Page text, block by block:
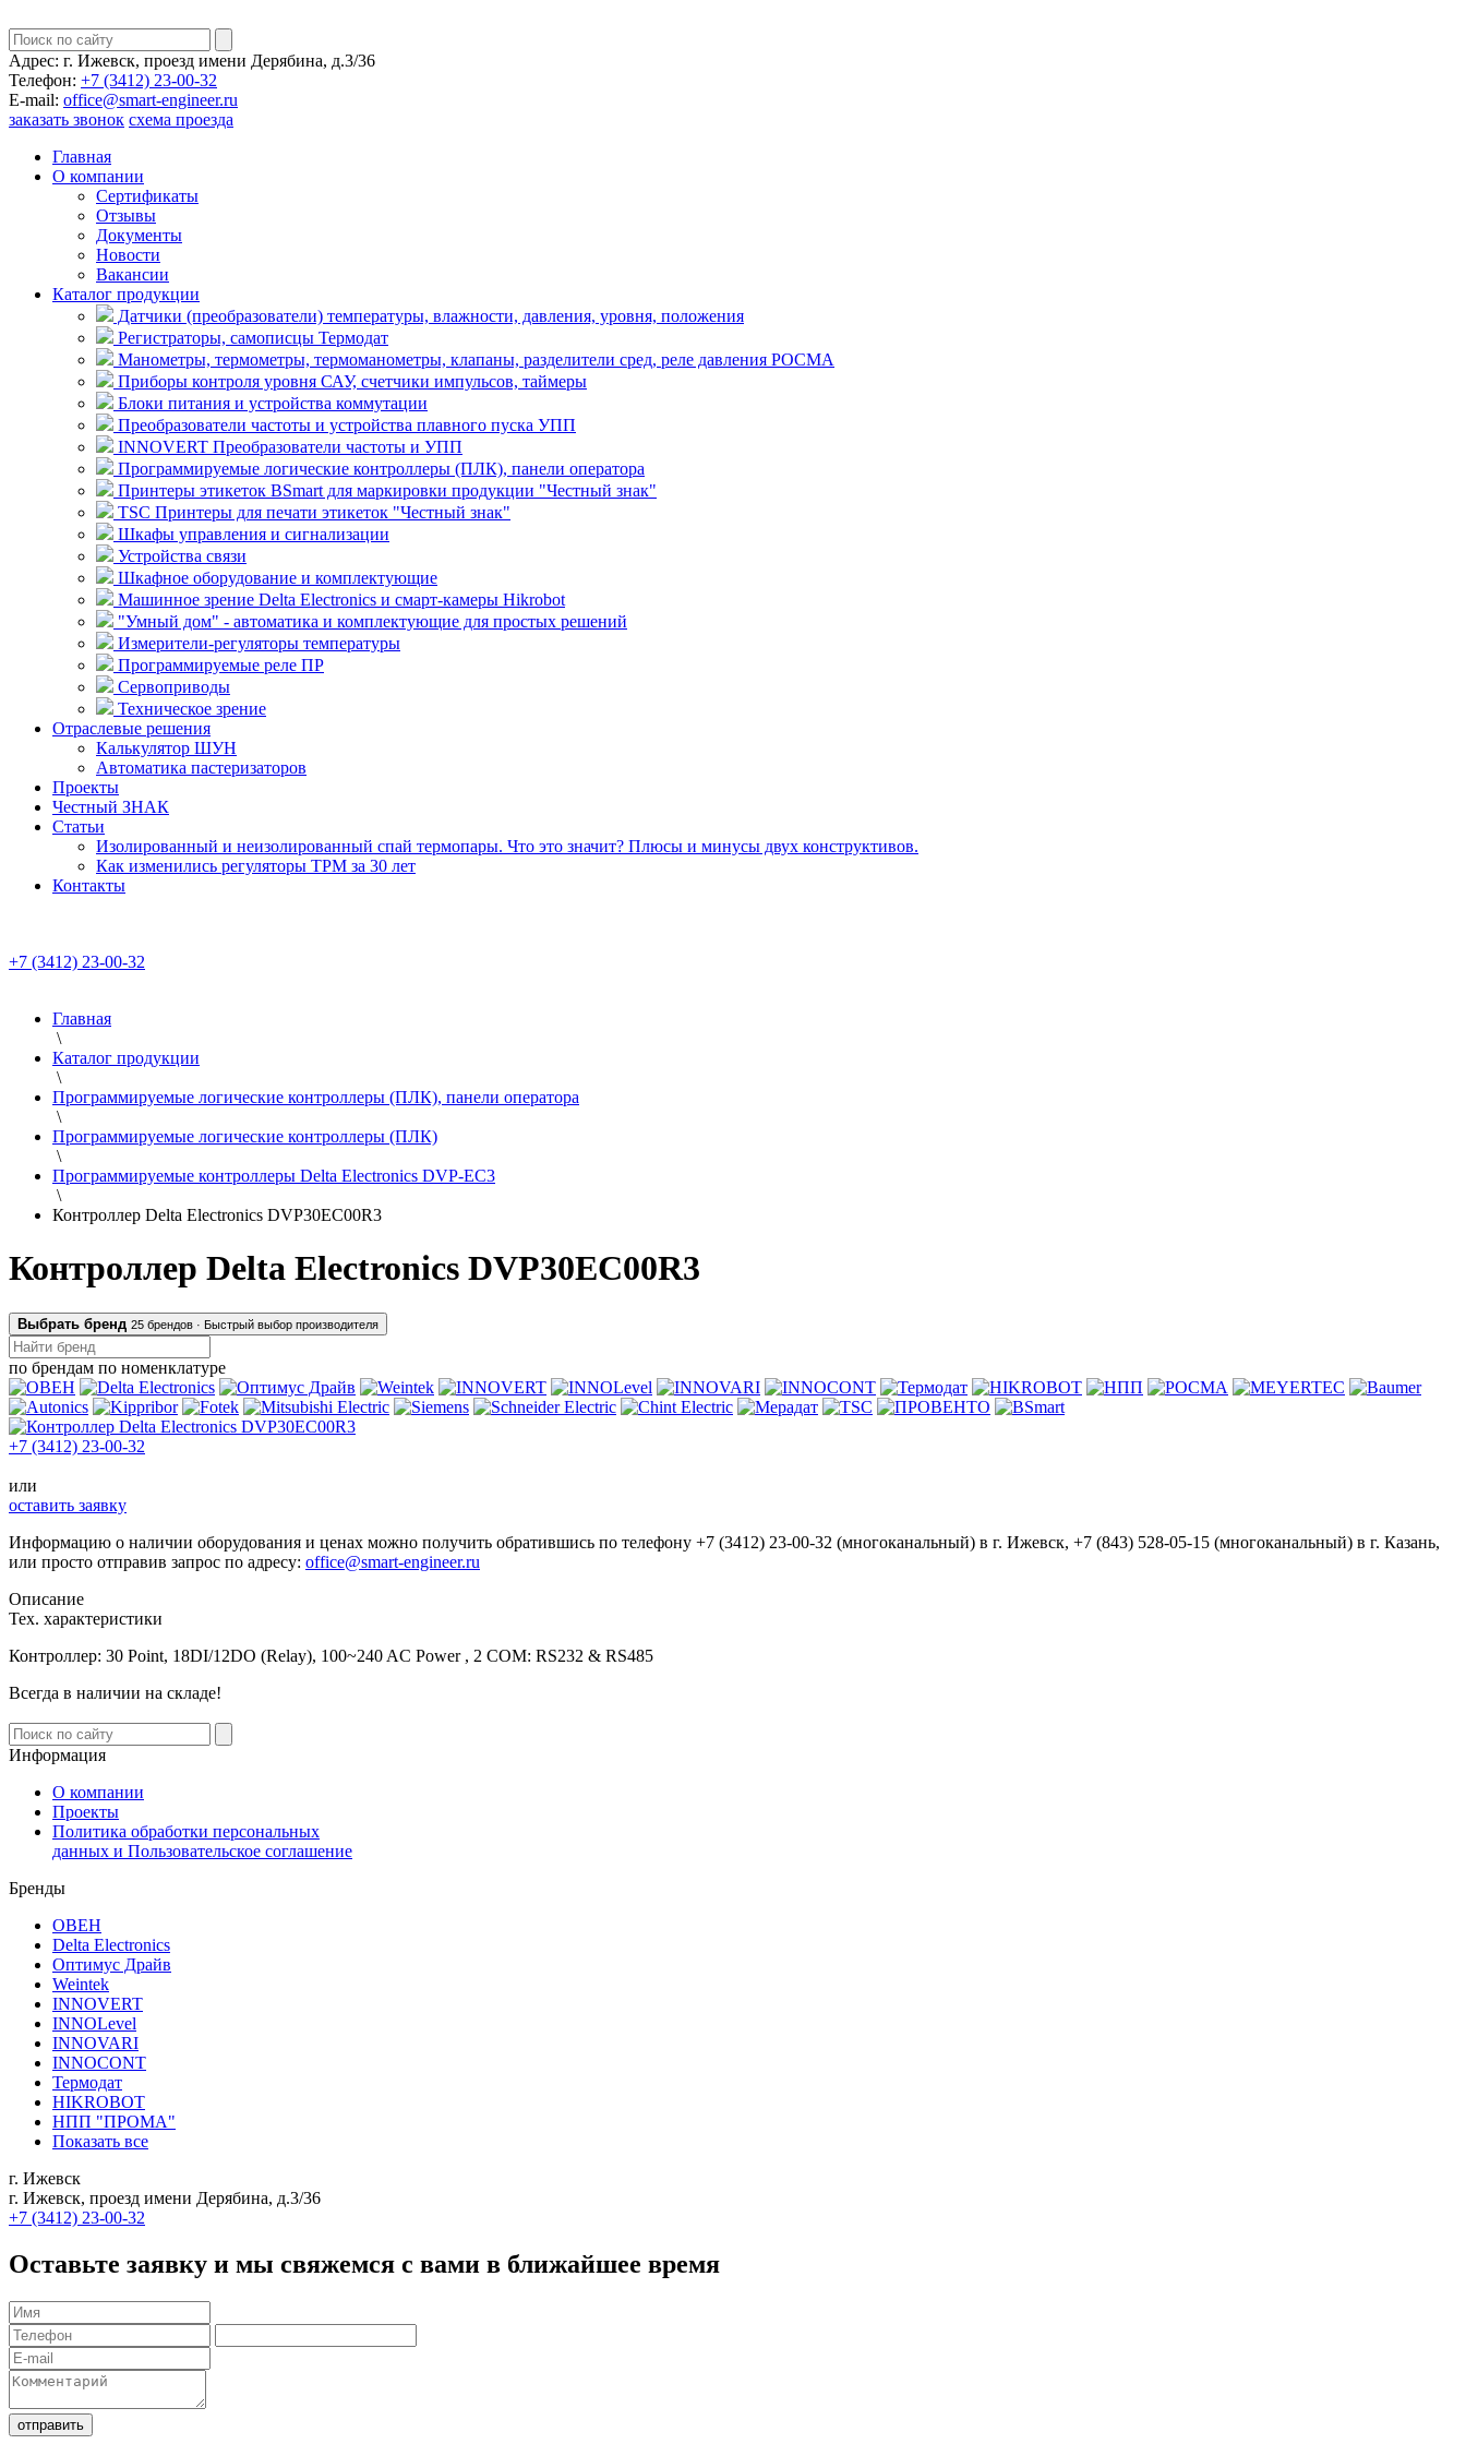
Адрес: г. Ижевск, проезд имени Дерябина, д.3/36
Телефон: +7 (3412) 23-00-32
E-mail: office@smart-engineer.ru
заказать звонок схема проезда
Главная
О компании
Сертификаты
Отзывы
Документы
Новости
Вакансии
Каталог продукции
Датчики (преобразователи) температуры, влажности, давления, уровня, положения
Регистраторы, самописцы Термодат
Манометры, термометры, термоманометры, клапаны, разделители сред, реле давления РОСМА
Приборы контроля уровня САУ, счетчики импульсов, таймеры
Блоки питания и устройства коммутации
Преобразователи частоты и устройства плавного пуска УПП
INNOVERT Преобразователи частоты и УПП
Программируемые логические контроллеры (ПЛК), панели оператора
Принтеры этикеток BSmart для маркировки продукции "Честный знак"
TSC Принтеры для печати этикеток "Честный знак"
Шкафы управления и сигнализации
Устройства связи
Шкафное оборудование и комплектующие
Машинное зрение Delta Electronics и смарт-камеры Hikrobot
"Умный дом" - автоматика и комплектующие для простых решений
Измерители-регуляторы температуры
Программируемые реле ПР
Сервоприводы
Техническое зрение
Отраслевые решения
Калькулятор ШУН
Автоматика пастеризаторов
Проекты
Честный ЗНАК
Статьи
Изолированный и неизолированный спай термопары. Что это значит? Плюсы и минусы двух конструктивов.
Как изменились регуляторы ТРМ за 30 лет
Контакты
+7 (3412) 23-00-32
Главная
\
Каталог продукции
\
Программируемые логические контроллеры (ПЛК), панели оператора
\
Программируемые логические контроллеры (ПЛК)
\
Программируемые контроллеры Delta Electronics DVP-EC3
\
Контроллер Delta Electronics DVP30EC00R3
Контроллер Delta Electronics DVP30EC00R3
Выбрать бренд 25 брендов · Быстрый выбор производителя
по брендам по номенклатуре
+7 (3412) 23-00-32
или
оставить заявку
Информацию о наличии оборудования и ценах можно получить обратившись по телефону +7 (3412) 23-00-32 (многоканальный) в г. Ижевск, +7 (843) 528-05-15 (многоканальный) в г. Казань,
или просто отправив запрос по адресу: office@smart-engineer.ru
Описание
Тех. характеристики
Контроллер: 30 Point, 18DI/12DO (Relay), 100~240 AC Power , 2 COM: RS232 & RS485
Всегда в наличии на складе!
Информация
О компании
Проекты
Политика обработки персональных
данных и Пользовательское соглашение
Бренды
ОВЕН
Delta Electronics
Оптимус Драйв
Weintek
INNOVERT
INNOLevel
INNOVARI
INNOCONT
Термодат
HIKROBOT
НПП "ПРОМА"
Показать все
г. Ижевск
г. Ижевск, проезд имени Дерябина, д.3/36
+7 (3412) 23-00-32
Оставьте заявку и мы свяжемся с вами в ближайшее время
отправить